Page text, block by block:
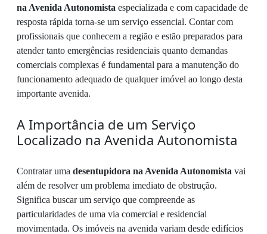
na Avenida Autonomista especializada e com capacidade de
resposta rápida torna-se um serviço essencial. Contar com
profissionais que conhecem a região e estão preparados para
atender tanto emergências residenciais quanto demandas
comerciais complexas é fundamental para a manutenção do
funcionamento adequado de qualquer imóvel ao longo desta
importante avenida.
A Importância de um Serviço
Localizado na Avenida Autonomista
Contratar uma desentupidora na Avenida Autonomista vai
além de resolver um problema imediato de obstrução.
Significa buscar um serviço que compreende as
particularidades de uma via comercial e residencial
movimentada. Os imóveis na avenida variam desde edifícios